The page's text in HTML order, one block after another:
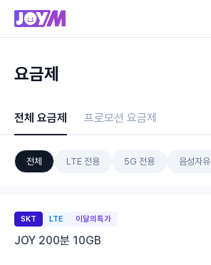
요금제
전체 요금제 프로모션 요금제
전체 LTE 전용 5G 전용 음성자유
SKT LTE 이달의특가
JOY 200분 10GB